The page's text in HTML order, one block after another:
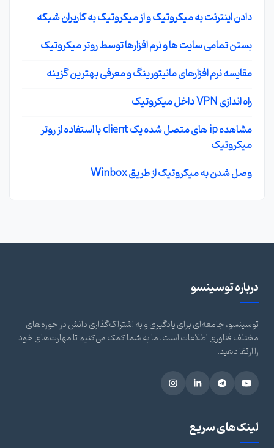
دادن اینترنت به میکروتیک و از میکروتیک به کاربران شبکه
بستن تمامی سایت ها و نرم افزارها توسط روتر میکروتیک
مقایسه نرم افزارهای مانیتورینگ و معرفی بهترین گزینه
راه اندازی VPN داخل میکروتیک
مشاهده ip های متصل شده یک client با استفاده از روتر
میکروتیک
وصل شدن به میکروتیک از طریق Winbox
درباره توسینسو
توسینسو، جامعه‌ای برای یادگیری و به اشتراک‌گذاری دانش در حوزه‌های
مختلف فناوری اطلاعات است. ما به شما کمک می‌کنیم تا مهارت‌های خود
را ارتقا دهید.
لینک‌های سریع